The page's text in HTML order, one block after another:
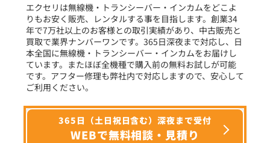
選択条件をリセット
エクセリは無線機・トランシーバー・インカムをどこよ
りもお安く販売、レンタルする事を目指します。創業34
年で7万社以上のお客様との取引実績があり、中古販売と
買取で業界ナンバーワンです。365日深夜まで対応し、日
本全国に無線機・トランシーバー・インカムをお届けし
ています。またほぼ全機種で購入前の無料お試しが可能
です。アフター修理も弊社内で対応しますので、安心して
ご利用ください。
365日（土日祝日含む）深夜まで受付
WEBで無料相談・見積り